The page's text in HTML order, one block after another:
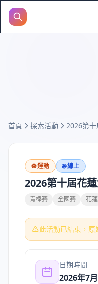
首頁 探索活動 2026第
⚽運動 🌐 線上
2026第十屆花
青棒賽 全國賽 花蓮
此活動已結束，
日期時間
2026年7